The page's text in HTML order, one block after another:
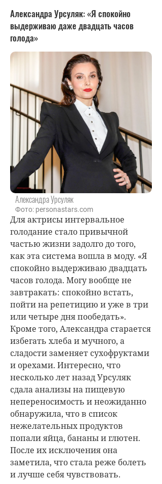
Александра Урсуляк: «Я спокойно
выдерживаю даже двадцать часов
голода»
Александра Урсуляк
Фото: personastars.com
Для актрисы интервальное
голодание стало привычной
частью жизни задолго до того,
как эта система вошла в моду. «Я
спокойно выдерживаю двадцать
часов голода. Могу вообще не
завтракать: спокойно встать,
пойти на репетицию и уже в три
или четыре дня пообедать».
Кроме того, Александра старается
избегать хлеба и мучного, а
сладости заменяет сухофруктами
и орехами. Интересно, что
несколько лет назад Урсуляк
сдала анализы на пищевую
непереносимость и неожиданно
обнаружила, что в список
нежелательных продуктов
попали яйца, бананы и глютен.
После их исключения она
заметила, что стала реже болеть
и лучше себя чувствовать.